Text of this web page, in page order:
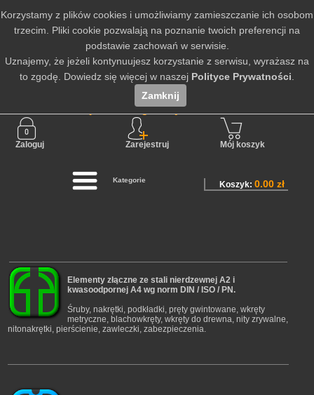
Nie jesteś zalogowany
Zaloguj Zarejestruj Mój koszyk
Kategorie
Elementy złączne ze stali nierdzewnej A2 i
kwasoodpornej A4 wg norm DIN / ISO / PN.
Śruby, nakrętki, podkładki, pręty gwintowane, wkręty
metryczne, blachowkręty, wkręty do drewna, nity zrywalne,
nitonakrętki, pierścienie, zawleczki, zabezpieczenia.
Koszyk:0.00 zł
Korzystamy z plików cookies i umożliwiamy zamieszczanie ich osobom
trzecim. Pliki cookie pozwalają na poznanie twoich preferencji na
podstawie zachowań w serwisie.
Uznajemy, że jeżeli kontynuujesz korzystanie z serwisu, wyrażasz na
to zgodę. Dowiedz się więcej w naszej Polityce Prywatności
Zamknij